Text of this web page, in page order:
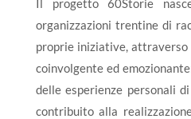
Il progetto 60Storie
organizzazioni trentine di
proprie iniziative, attraverso
coinvolgente ed
delle esperienze personali
contribuito alla